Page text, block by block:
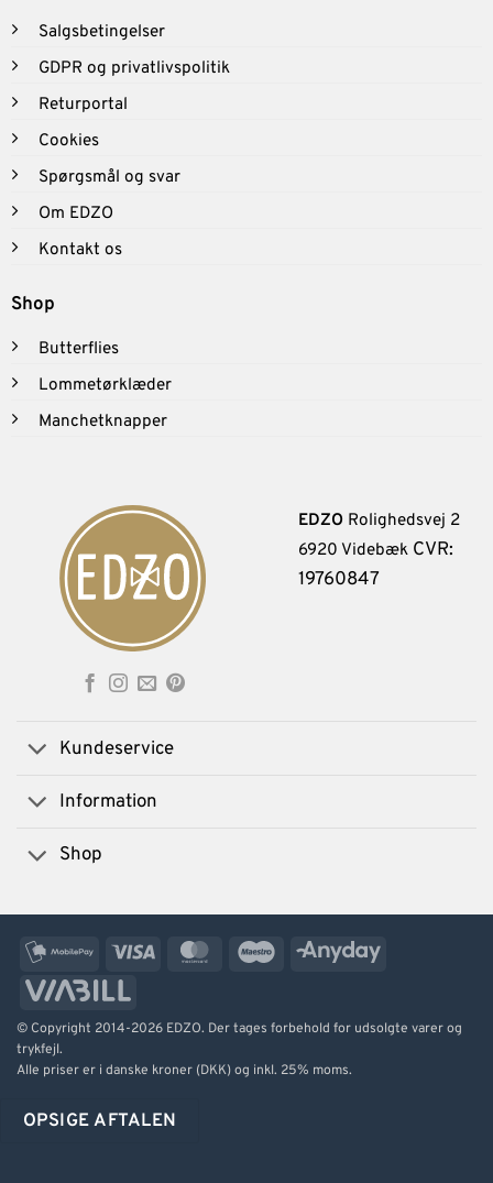
Salgsbetingelser
GDPR og privatlivspolitik
Returportal
Cookies
Spørgsmål og svar
Om EDZO
Kontakt os
Shop
Butterflies
Lommetørklæder
Manchetknapper
EDZO Rolighedsvej 2
6920 Videbæk CVR:
19760847
Kundeservice
Information
Shop
MobilePayVisa MasterCardMaestro
AnyDay
© Copyright 2014-2026 EDZO. Der tages forbehold for udsolgte varer og
trykfejl.
Alle priser er i danske kroner (DKK) og inkl. 25% moms.
OPSIGE AFTALEN